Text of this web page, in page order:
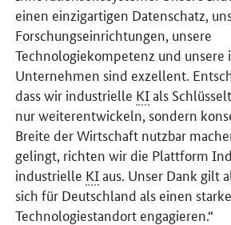
einen einzigartigen Datenschatz,
Forschungseinrichtungen, unsere
Technologiekompetenz und unsere
Unternehmen sind exzellent.
dass wir industrielle KIals
nur weiterentwickeln, sondern
Breite der Wirtschaft nutzbar
gelingt, richten wir die Plattform
industrielle KIaus. Unser Dank gilt
sich für Deutschland als einen
Technologiestandort engagieren.“